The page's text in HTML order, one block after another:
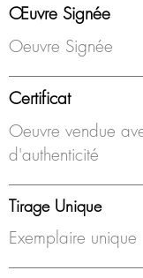
Œuvre Signée
Oeuvre Signée
Certificat
Oeuvre vendue
d'authenticité
Tirage Unique
Exemplaire unique